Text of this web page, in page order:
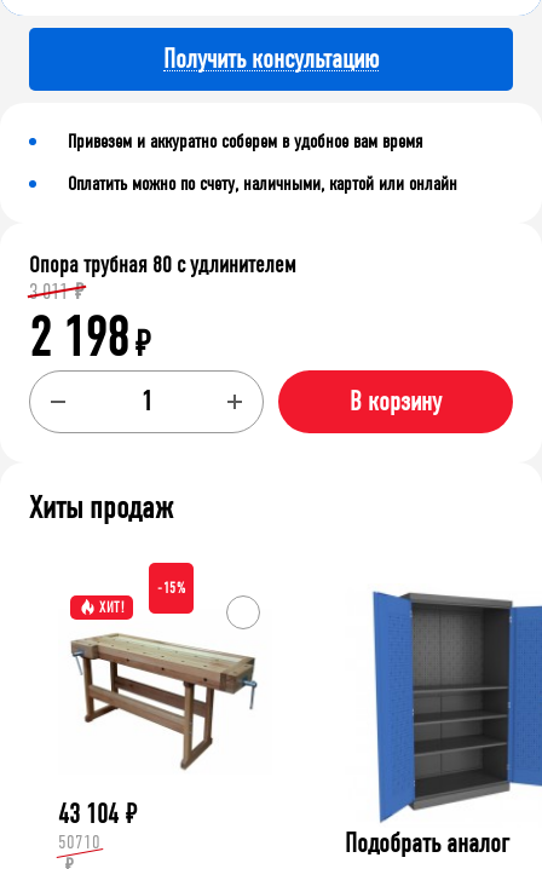
Получить консультацию
Привезем и аккуратно соберем в удобное вам время
Оплатить можно по счету, наличными, картой или онлайн
Опора трубная 80 с удлинителем
3 011 ₽
2 198₽
В корзину
Хиты продаж
ХИТ!
-15%
43 104 ₽
50710
₽
Подобрать аналог